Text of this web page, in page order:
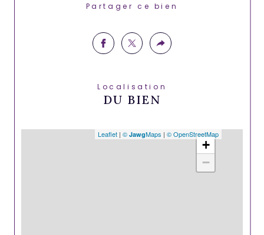
Partager ce bien
Localisation
DU BIEN
+
−
Leaflet | © JawgMaps | © OpenStreetMap